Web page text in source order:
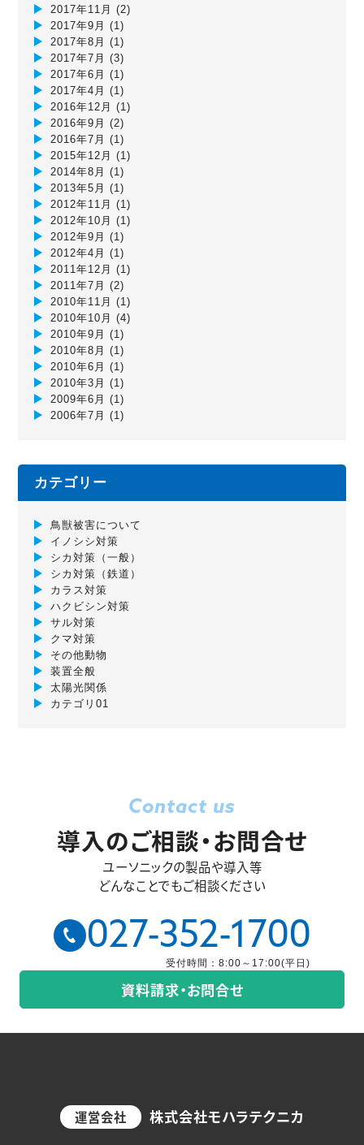
2017年11月 (2)
2017年9月 (1)
2017年8月 (1)
2017年7月 (3)
2017年6月 (1)
2017年4月 (1)
2016年12月 (1)
2016年9月 (2)
2016年7月 (1)
2015年12月 (1)
2014年8月 (1)
2013年5月 (1)
2012年11月 (1)
2012年10月 (1)
2012年9月 (1)
2012年4月 (1)
2011年12月 (1)
2011年7月 (2)
2010年11月 (1)
2010年10月 (4)
2010年9月 (1)
2010年8月 (1)
2010年6月 (1)
2010年3月 (1)
2009年6月 (1)
2006年7月 (1)
カテゴリー
鳥獣被害について
イノシシ対策
シカ対策（一般）
シカ対策（鉄道）
カラス対策
ハクビシン対策
サル対策
クマ対策
その他動物
装置全般
太陽光関係
カテゴリ01
Contact us
導入のご相談・お問合せ
ユーソニックの製品や導入等
どんなことでもご相談ください
027-352-1700
受付時間：8:00～17:00(平日)
資料請求・お問合せ
運営会社 株式会社モハラテクニカ